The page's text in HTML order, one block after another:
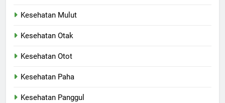
Kesehatan Mulut
Kesehatan Otak
Kesehatan Otot
Kesehatan Paha
Kesehatan Panggul